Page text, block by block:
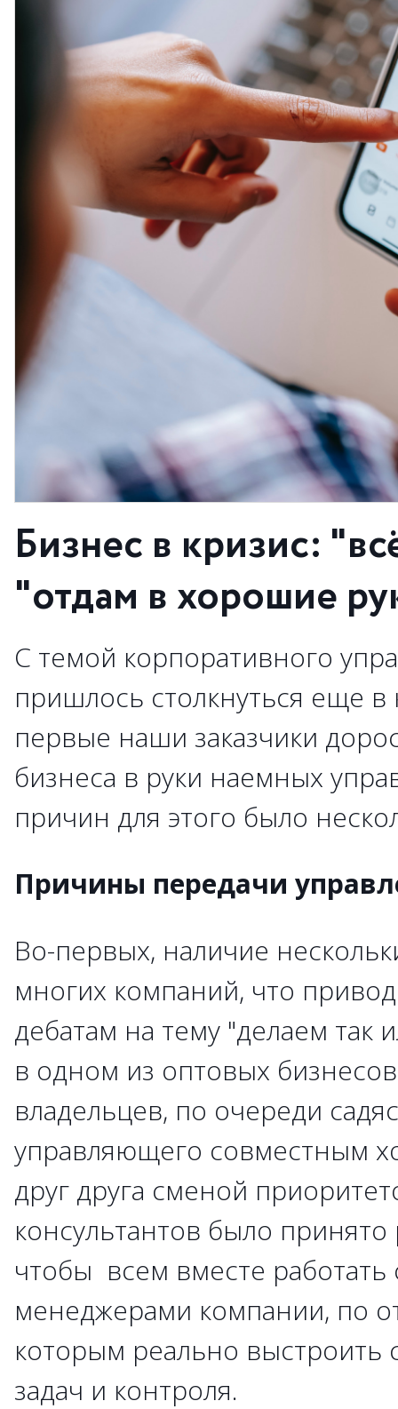
Бизнес в кризис:
"отдам в хорошие
С темой корпоративного
пришлось столкнуться еще в
первые наши заказчики
бизнеса в руки наемных
причин для этого было
Причины передачи
Во-первых, наличие
многих компаний, что
дебатам на тему "делаем так
в одном из оптовых
владельцев, по очереди
управляющего совместным
друг друга сменой
консультантов было
чтобы всем вместе
менеджерами компании, по
которым реально выстроить
задач и контроля.